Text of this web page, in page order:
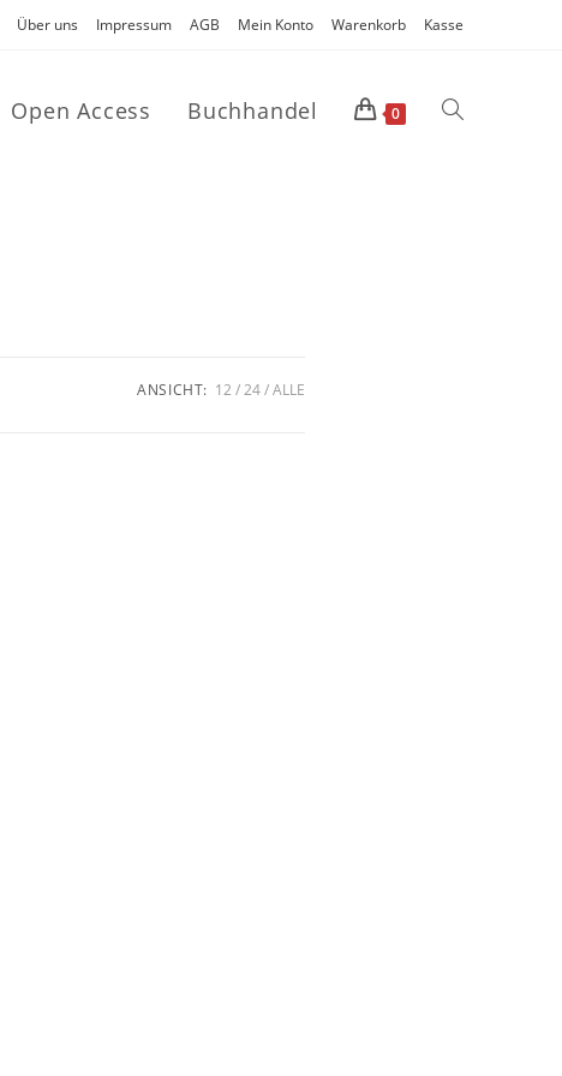
Über uns Impressum AGB Mein Konto Warenkorb Kasse
Open Access Buchhandel 0
ANSICHT: 12 24 ALLE